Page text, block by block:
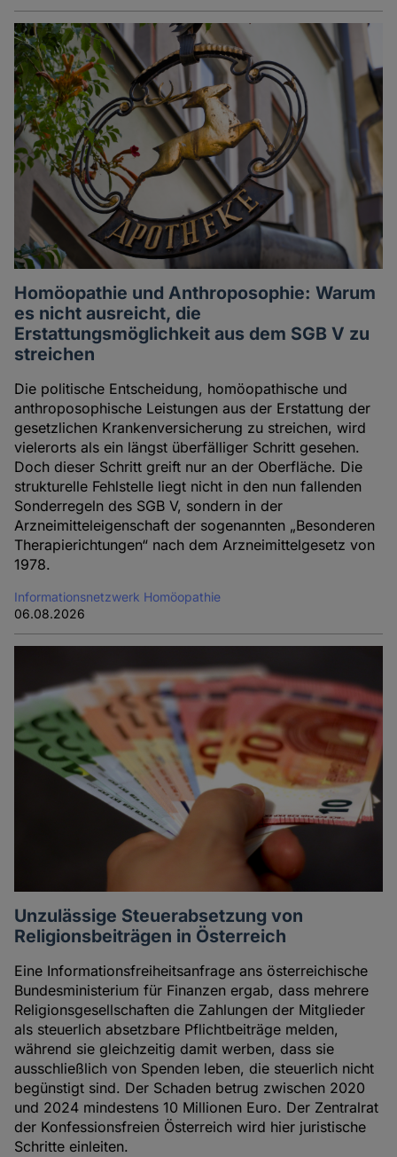
Homöopathie und Anthroposophie: Warum
es nicht ausreicht, die
Erstattungsmöglichkeit aus dem SGB V zu
streichen
Die politische Entscheidung, homöopathische und
anthroposophische Leistungen aus der Erstattung der
gesetzlichen Krankenversicherung zu streichen, wird
vielerorts als ein längst überfälliger Schritt gesehen.
Doch dieser Schritt greift nur an der Oberfläche. Die
strukturelle Fehlstelle liegt nicht in den nun fallenden
Sonderregeln des SGB V, sondern in der
Arzneimitteleigenschaft der sogenannten „Besonderen
Therapierichtungen“ nach dem Arzneimittelgesetz von
1978.
Informationsnetzwerk Homöopathie
06.08.2026
Unzulässige Steuerabsetzung von
Religionsbeiträgen in Österreich
Eine Informationsfreiheitsanfrage ans österreichische
Bundesministerium für Finanzen ergab, dass mehrere
Religionsgesellschaften die Zahlungen der Mitglieder
als steuerlich absetzbare Pflichtbeiträge melden,
während sie gleichzeitig damit werben, dass sie
ausschließlich von Spenden leben, die steuerlich nicht
begünstigt sind. Der Schaden betrug zwischen 2020
und 2024 mindestens 10 Millionen Euro. Der Zentralrat
der Konfessionsfreien Österreich wird hier juristische
Schritte einleiten.